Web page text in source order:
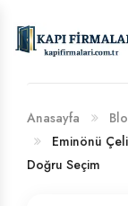
BANKA HESAP
Anasayfa
Eminönü
Doğru Seçim